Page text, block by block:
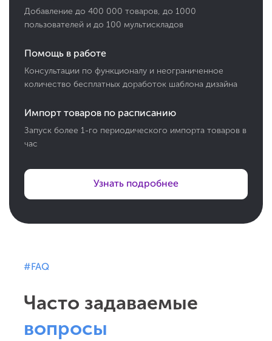
Добавление до 400 000 товаров, до 1000
пользователей и до 100 мультискладов
Помощь в работе
Консультации по функционалу и неограниченное
количество бесплатных доработок шаблона дизайна
Импорт товаров по расписанию
Запуск более 1-го периодического импорта товаров в
час
Узнать подробнее
#FAQ
Часто задаваемые
вопросы